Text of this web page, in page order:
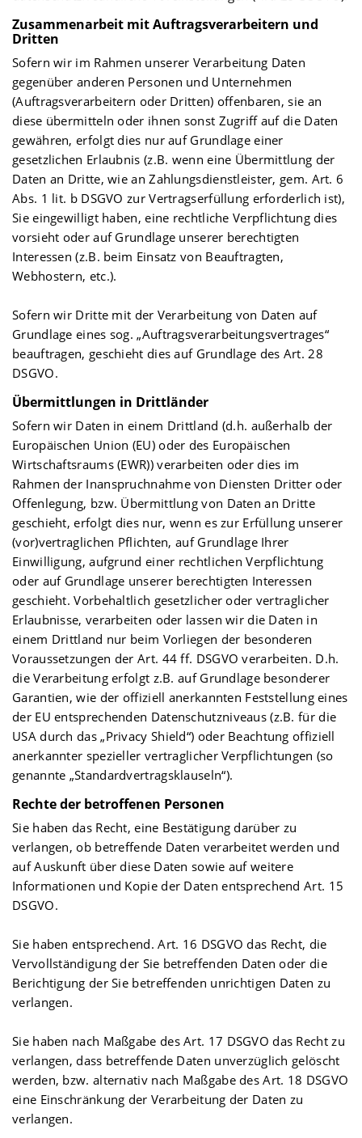
Zusammenarbeit mit Auftragsverarbeitern und
Dritten
Sofern wir im Rahmen unserer Verarbeitung Daten
gegenüber anderen Personen und Unternehmen
(Auftragsverarbeitern oder Dritten) offenbaren, sie an
diese übermitteln oder ihnen sonst Zugriff auf die Daten
gewähren, erfolgt dies nur auf Grundlage einer
gesetzlichen Erlaubnis (z.B. wenn eine Übermittlung der
Daten an Dritte, wie an Zahlungsdienstleister, gem. Art. 6
Abs. 1 lit. b DSGVO zur Vertragserfüllung erforderlich ist),
Sie eingewilligt haben, eine rechtliche Verpflichtung dies
vorsieht oder auf Grundlage unserer berechtigten
Interessen (z.B. beim Einsatz von Beauftragten,
Webhostern, etc.).
Sofern wir Dritte mit der Verarbeitung von Daten auf
Grundlage eines sog. „Auftragsverarbeitungsvertrages“
beauftragen, geschieht dies auf Grundlage des Art. 28
DSGVO.
Übermittlungen in Drittländer
Sofern wir Daten in einem Drittland (d.h. außerhalb der
Europäischen Union (EU) oder des Europäischen
Wirtschaftsraums (EWR)) verarbeiten oder dies im
Rahmen der Inanspruchnahme von Diensten Dritter oder
Offenlegung, bzw. Übermittlung von Daten an Dritte
geschieht, erfolgt dies nur, wenn es zur Erfüllung unserer
(vor)vertraglichen Pflichten, auf Grundlage Ihrer
Einwilligung, aufgrund einer rechtlichen Verpflichtung
oder auf Grundlage unserer berechtigten Interessen
geschieht. Vorbehaltlich gesetzlicher oder vertraglicher
Erlaubnisse, verarbeiten oder lassen wir die Daten in
einem Drittland nur beim Vorliegen der besonderen
Voraussetzungen der Art. 44 ff. DSGVO verarbeiten. D.h.
die Verarbeitung erfolgt z.B. auf Grundlage besonderer
Garantien, wie der offiziell anerkannten Feststellung eines
der EU entsprechenden Datenschutzniveaus (z.B. für die
USA durch das „Privacy Shield“) oder Beachtung offiziell
anerkannter spezieller vertraglicher Verpflichtungen (so
genannte „Standardvertragsklauseln“).
Rechte der betroffenen Personen
Sie haben das Recht, eine Bestätigung darüber zu
verlangen, ob betreffende Daten verarbeitet werden und
auf Auskunft über diese Daten sowie auf weitere
Informationen und Kopie der Daten entsprechend Art. 15
DSGVO.
Sie haben entsprechend. Art. 16 DSGVO das Recht, die
Vervollständigung der Sie betreffenden Daten oder die
Berichtigung der Sie betreffenden unrichtigen Daten zu
verlangen.
Sie haben nach Maßgabe des Art. 17 DSGVO das Recht zu
verlangen, dass betreffende Daten unverzüglich gelöscht
werden, bzw. alternativ nach Maßgabe des Art. 18 DSGVO
eine Einschränkung der Verarbeitung der Daten zu
verlangen.